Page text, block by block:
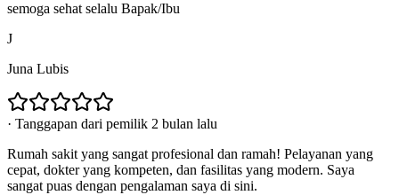
semoga sehat selalu Bapak/Ibu
J
Juna Lubis
· Tanggapan dari pemilik 2 bulan lalu
Rumah sakit yang sangat profesional dan ramah! Pelayanan yang
cepat, dokter yang kompeten, dan fasilitas yang modern. Saya
sangat puas dengan pengalaman saya di sini.